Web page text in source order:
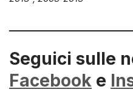
Seguici sulle
Facebook e